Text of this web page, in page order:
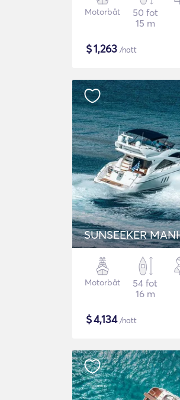
Motorbåt
50 fot
15 m
$1,263 /natt
SUNSEEKER
Motorbåt
54 fot
16 m
$4,134/natt